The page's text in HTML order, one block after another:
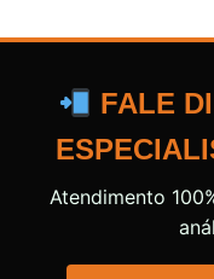
FALE
Atendimento